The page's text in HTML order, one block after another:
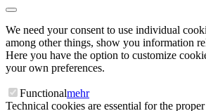
We need your consent to use individual
among other things, show you information
Here you have the option to customize
your own preferences.
Functionalmehr
Technical cookies are essential for the